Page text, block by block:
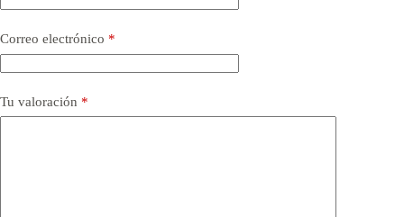
Correo electrónico *
Tu valoración *